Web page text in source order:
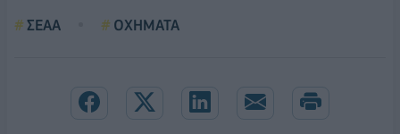
ΣΕΑΑ ΟΧΗΜΑΤΑ